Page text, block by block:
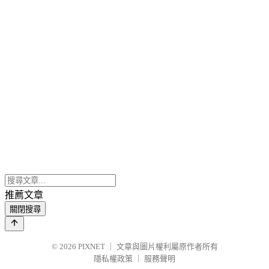
推薦文章
關閉搜尋
© 2026 PIXNET
文章與圖片權利屬原作者所有
隱私權政策
服務聲明